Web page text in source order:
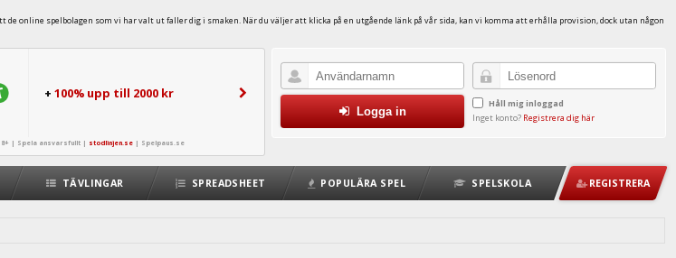
online spelbolagen som vi har valt ut faller dig i smaken. När du väljer att klicka på en utgående länk på vår sida, kan vi komma att erhålla provision, dock utan någon
+ 100% upp till 2000 kr
| Spela ansvarsfullt | stodlinjen.se | Spelpaus.se
Håll mig inloggad
Inget konto? Registrera dig här
Logga in
TÄVLINGAR SPREADSHEET POPULÄRA SPEL SPELSKOLA REGISTRERA